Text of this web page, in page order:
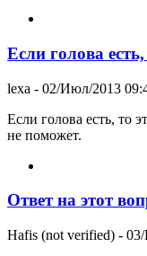
Если голова есть,
lexa - 02/Июл/2013
Если голова есть, то
не поможет.
Ответ на этот
Hafis (not verified) -